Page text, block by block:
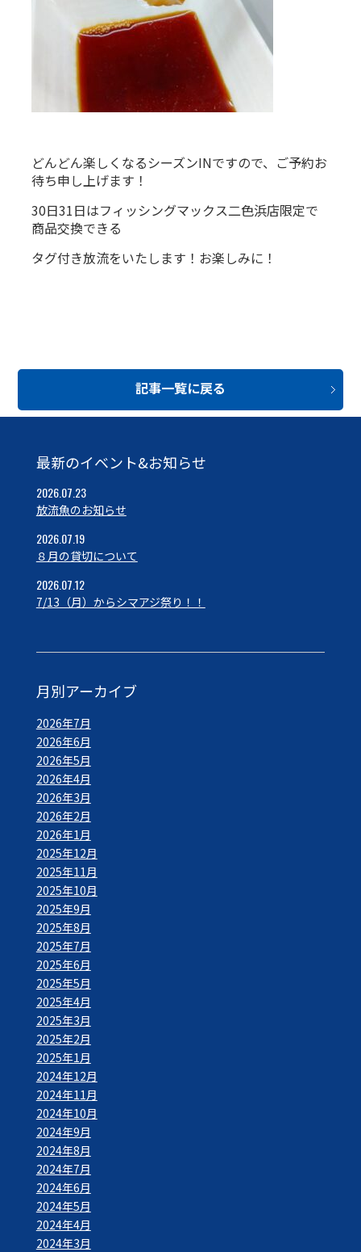
どんどん楽しくなるシーズンINですので、ご予約お
待ち申し上げます！
30日31日はフィッシングマックス二色浜店限定で
商品交換できる
タグ付き放流をいたします！お楽しみに！
記事一覧に戻る
最新のイベント&お知らせ
2026.07.23
放流魚のお知らせ
2026.07.19
８月の貸切について
2026.07.12
7/13（月）からシマアジ祭り！！
月別アーカイブ
2026年7月
2026年6月
2026年5月
2026年4月
2026年3月
2026年2月
2026年1月
2025年12月
2025年11月
2025年10月
2025年9月
2025年8月
2025年7月
2025年6月
2025年5月
2025年4月
2025年3月
2025年2月
2025年1月
2024年12月
2024年11月
2024年10月
2024年9月
2024年8月
2024年7月
2024年6月
2024年5月
2024年4月
2024年3月